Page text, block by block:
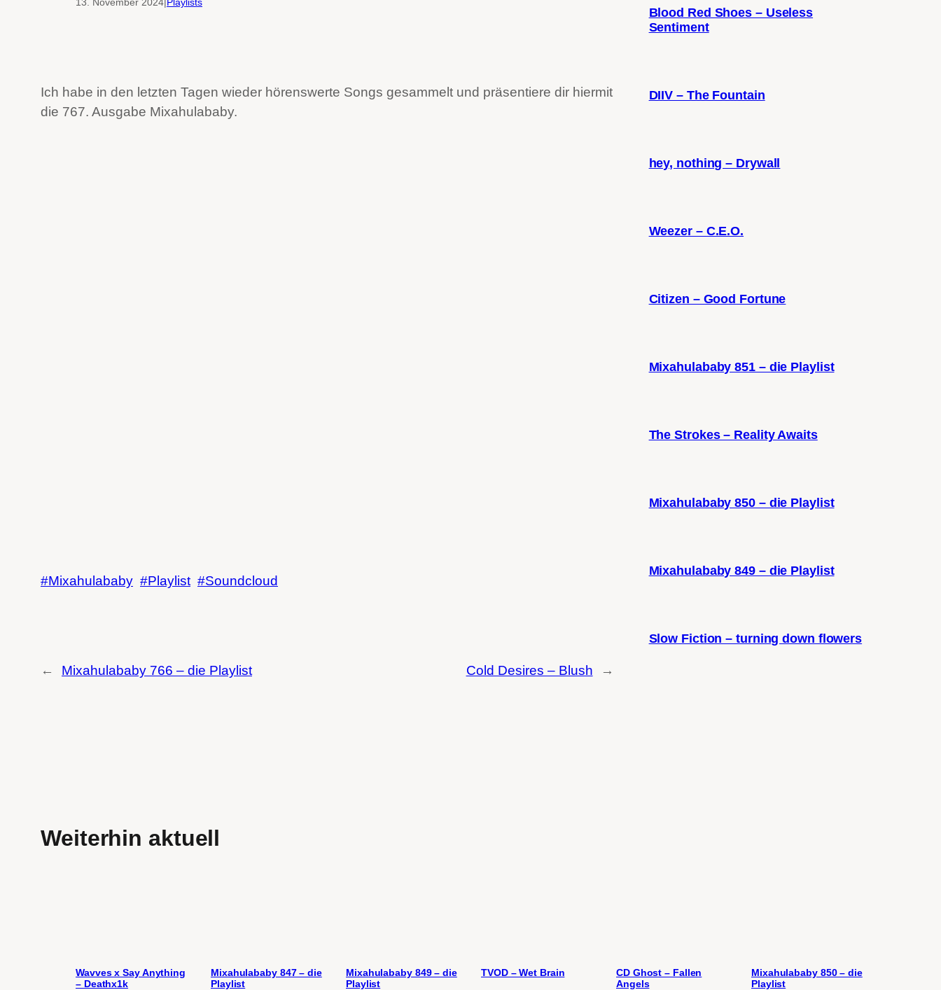
13. November 2024|Playlists
Ich habe in den letzten Tagen wieder hörenswerte Songs gesammelt und präsentiere dir hiermit
die 767. Ausgabe Mixahulababy.
Mixahulababy Playlist Soundcloud
← Mixahulababy 766 – die Playlist Cold Desires – Blush →
Blood Red Shoes – Useless
Sentiment
DIIV – The Fountain
hey, nothing – Drywall
Weezer – C.E.O.
Citizen – Good Fortune
Mixahulababy 851 – die Playlist
The Strokes – Reality Awaits
Mixahulababy 850 – die Playlist
Mixahulababy 849 – die Playlist
Slow Fiction – turning down flowers
Weiterhin aktuell
Wavves x Say Anything
– Deathx1k
Mixahulababy 847 – die
Playlist
Mixahulababy 849 – die
Playlist
TVOD – Wet Brain
CD Ghost – Fallen
Angels
Mixahulababy 850 – die
Playlist